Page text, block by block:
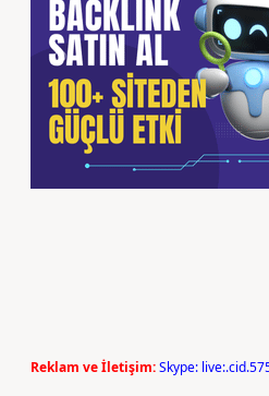
Reklam ve İletişim:Skype: